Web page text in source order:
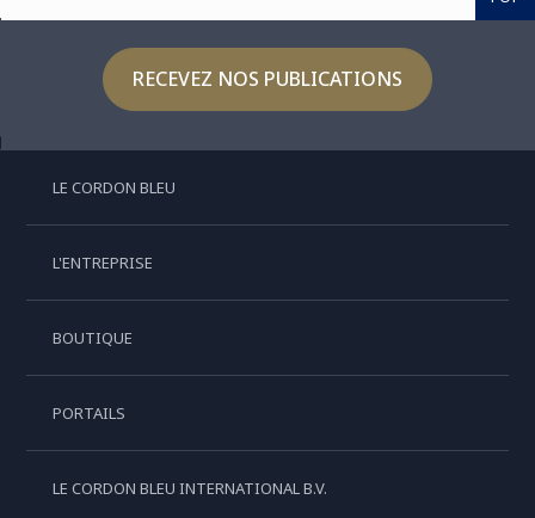
RECEVEZ NOS PUBLICATIONS
LE CORDON BLEU
L'ENTREPRISE
BOUTIQUE
PORTAILS
LE CORDON BLEU INTERNATIONAL B.V.